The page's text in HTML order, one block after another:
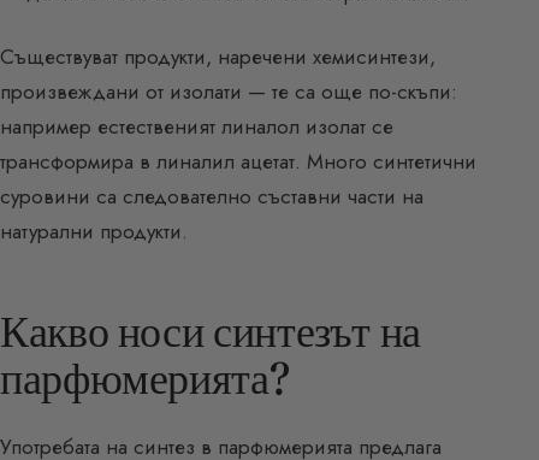
Съществуват продукти, наречени хемисинтези,
произвеждани от изолати — те са още по-скъпи:
например естественият линалол изолат се
трансформира в линалил ацетат. Много синтетични
суровини са следователно съставни части на
натурални продукти.
Какво носи синтезът на
парфюмерията?
Употребата на синтез в парфюмерията предлага